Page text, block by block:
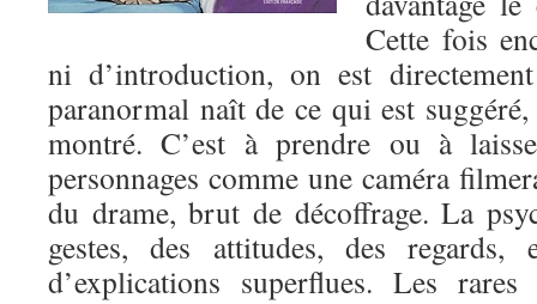
Cette fois
ni d’introduction, on est
paranormal naît de ce qui est
montré. C’est à prendre ou à
personnages comme une caméra
du drame, brut de décoffrage. La
gestes, des attitudes, des
d’explications superflues. Les